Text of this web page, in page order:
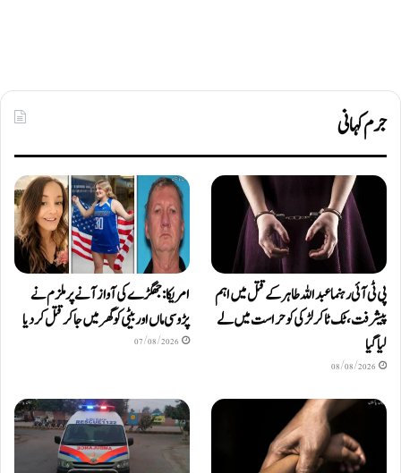
جرم کہانی
پی ٹی آئی رہنما عبداللہ طاہر کے قتل میں اہم
پیشرفت، ٹک ٹاکر لڑکی کو حراست میں لے
لیا گیا
08/08/2026
امریکا: جھگڑے کی آواز آنے پر ملزم نے
پڑوسی ماں اور بیٹی کو گھر میں جا کر قتل کر دیا
07/08/2026